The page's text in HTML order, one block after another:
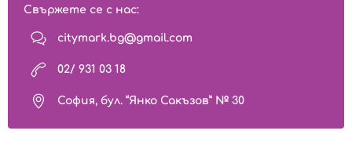
Свържете се с нас:
citymark.bg@gmail.com
02/ 931 03 18
София, бул. “Янко Сакъзов” № 30